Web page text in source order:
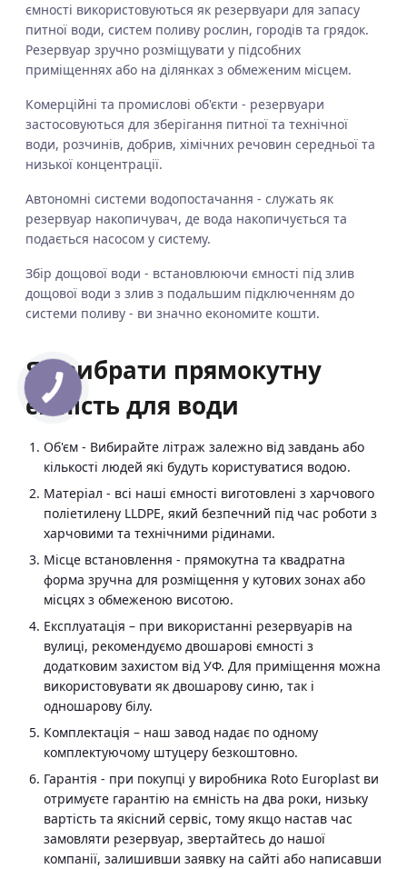
ємності використовуються як резервуари для запасу
питної води, систем поливу рослин, городів та грядок.
Резервуар зручно розміщувати у підсобних
приміщеннях або на ділянках з обмеженим місцем.
Комерційні та промислові об'єкти - резервуари
застосовуються для зберігання питної та технічної
води, розчинів, добрив, хімічних речовин середньої та
низької концентрації.
Автономні системи водопостачання - служать як
резервуар накопичувач, де вода накопичується та
подається насосом у систему.
Збір дощової води - встановлюючи ємності під злив
дощової води з злив з подальшим підключенням до
системи поливу - ви значно економите кошти.
Як вибрати прямокутну
ємність для води
Об'єм - Вибирайте літраж залежно від завдань або
кількості людей які будуть користуватися водою.
Матеріал - всі наші ємності виготовлені з харчового
поліетилену LLDPE, який безпечний під час роботи з
харчовими та технічними рідинами.
Місце встановлення - прямокутна та квадратна
форма зручна для розміщення у кутових зонах або
місцях з обмеженою висотою.
Експлуатація – при використанні резервуарів на
вулиці, рекомендуємо двошарові ємності з
додатковим захистом від УФ. Для приміщення можна
використовувати як двошарову синю, так і
одношарову білу.
Комплектація – наш завод надає по одному
комплектуючому штуцеру безкоштовно.
Гарантія - при покупці у виробника Roto Europlast ви
отримуєте гарантію на ємність на два роки, низьку
вартість та якісний сервіс, тому якщо настав час
замовляти резервуар, звертайтесь до нашої
компанії, залишивши заявку на сайті або написавши